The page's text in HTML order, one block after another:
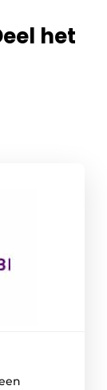
het